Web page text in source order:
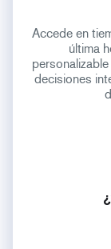
Accede en
última
decisiones